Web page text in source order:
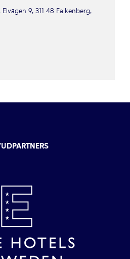
9, 311 48 Falkenberg,